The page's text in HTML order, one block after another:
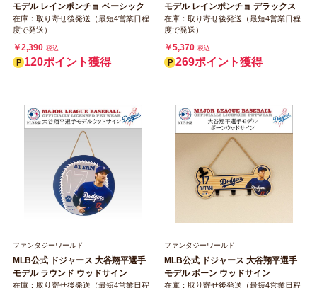
モデル レインポンチョ ベーシック
在庫：取り寄せ後発送（最短4営業日程
度で発送）
￥2,390 税込
120ポイント獲得
モデル レインポンチョ デラックス
在庫：取り寄せ後発送（最短4営業日程
度で発送）
￥5,370 税込
269ポイント獲得
ファンタジーワールド
MLB公式 ドジャース 大谷翔平選手
モデル ラウンド ウッドサイン
在庫：取り寄せ後発送（最短4営業日程
ファンタジーワールド
MLB公式 ドジャース 大谷翔平選手
モデル ボーン ウッドサイン
在庫：取り寄せ後発送（最短4営業日程